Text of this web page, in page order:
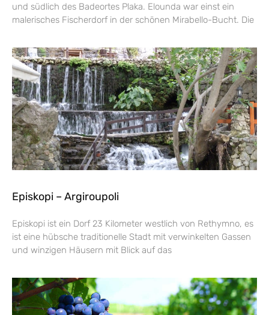
und südlich des Badeortes Plaka. Elounda war einst ein
malerisches Fischerdorf in der schönen Mirabello-Bucht. Die
Episkopi – Argiroupoli
Episkopi ist ein Dorf 23 Kilometer westlich von Rethymno, es
ist eine hübsche traditionelle Stadt mit verwinkelten Gassen
und winzigen Häusern mit Blick auf das